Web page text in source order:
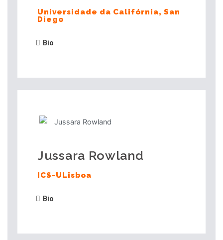
Universidade da Califórnia, San
Diego
Bio
Jussara Rowland
ICS-ULisboa
Bio